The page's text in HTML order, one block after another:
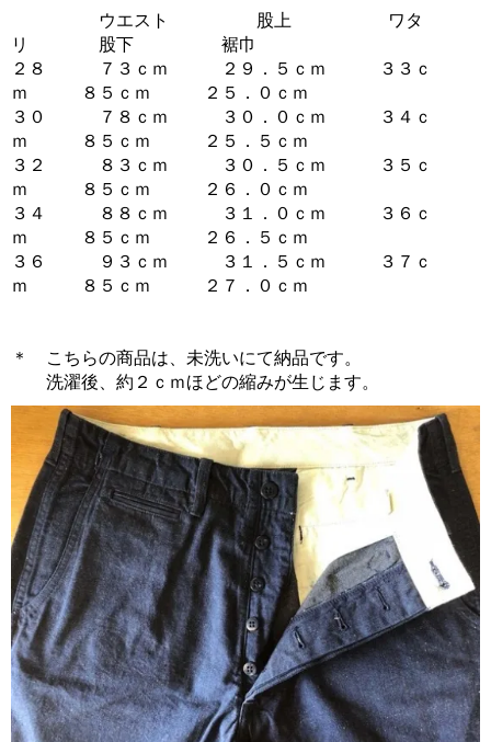
ウエスト 股上 ワタ
リ 股下 裾巾
２８ ７３ｃｍ ２９．５ｃｍ ３３ｃ
ｍ ８５ｃｍ ２５．０ｃｍ
３０ ７８ｃｍ ３０．０ｃｍ ３４ｃ
ｍ ８５ｃｍ ２５．５ｃｍ
３２ ８３ｃｍ ３０．５ｃｍ ３５ｃ
ｍ ８５ｃｍ ２６．０ｃｍ
３４ ８８ｃｍ ３１．０ｃｍ ３６ｃ
ｍ ８５ｃｍ ２６．５ｃｍ
３６ ９３ｃｍ ３１．５ｃｍ ３７ｃ
ｍ ８５ｃｍ ２７．０ｃｍ
＊ こちらの商品は、未洗いにて納品です。
洗濯後、約２ｃｍほどの縮みが生じます。